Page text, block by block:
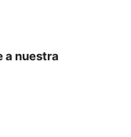
a nuestra